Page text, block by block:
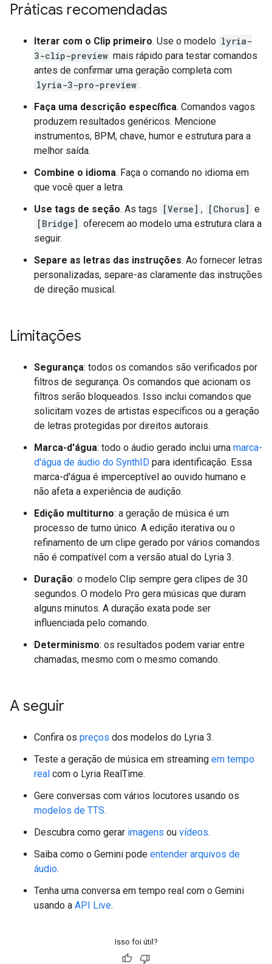
Práticas recomendadas
Iterar com o Clip primeiro. Use o modelo lyria-
3-clip-preview mais rápido para testar comandos
antes de confirmar uma geração completa com
lyria-3-pro-preview .
Faça uma descrição específica. Comandos vagos
produzem resultados genéricos. Mencione
instrumentos, BPM, chave, humor e estrutura para a
melhor saída.
Combine o idioma. Faça o comando no idioma em
que você quer a letra.
Use tags de seção. As tags [Verse] , [Chorus] e
[Bridge] oferecem ao modelo uma estrutura clara a
seguir.
Separe as letras das instruções. Ao fornecer letras
personalizadas, separe-as claramente das instruções
de direção musical.
Limitações
Segurança: todos os comandos são verificados por
filtros de segurança. Os comandos que acionam os
filtros serão bloqueados. Isso inclui comandos que
solicitam vozes de artistas específicos ou a geração
de letras protegidas por direitos autorais.
Marca-d'água: todo o áudio gerado inclui uma marca-
d'água de áudio do SynthID para identificação. Essa
marca-d'água é imperceptível ao ouvido humano e
não afeta a experiência de audição.
Edição multiturno: a geração de música é um
processo de turno único. A edição iterativa ou o
refinamento de um clipe gerado por vários comandos
não é compatível com a versão atual do Lyria 3.
Duração: o modelo Clip sempre gera clipes de 30
segundos. O modelo Pro gera músicas que duram
alguns minutos. A duração exata pode ser
influenciada pelo comando.
Determinismo: os resultados podem variar entre
chamadas, mesmo com o mesmo comando.
A seguir
Confira os preços dos modelos do Lyria 3.
Teste a geração de música em streaming em tempo
real com o Lyria RealTime.
Gere conversas com vários locutores usando os
modelos de TTS.
Descubra como gerar imagens ou vídeos.
Saiba como o Gemini pode entender arquivos de
áudio.
Tenha uma conversa em tempo real com o Gemini
usando a API Live.
Isso foi útil?